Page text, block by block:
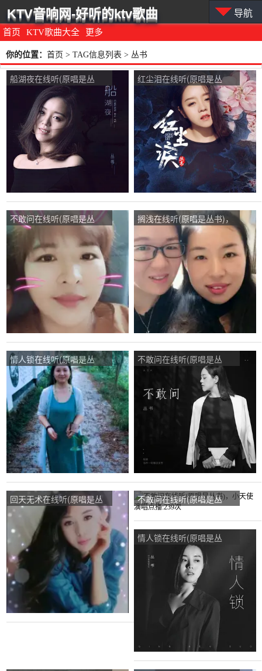
首页 KTV歌曲大全 更多
KTV音响网-好听的ktv歌曲 导航
你的位置： 首页 > TAG信息列表 > 丛书
船湖夜在线听(原唱是丛
书)，馨雨演唱点播:118次
红尘泪在线听(原唱是丛
书)，快乐珍珍演唱点
播:169次
不敢问在线听(原唱是丛
书)，创意生活退演唱点
播:249次
搁浅在线听(原唱是丛书)，
温暖的家演唱点播:1543次
情人锁在线听(原唱是丛
书)，贵族魅力湘茶演唱点
播:421次
不敢问在线听(原唱是丛
书)，冰是睡着的水演唱点
播:294次
回天无术在线听(原唱是丛
书)，雨蝶演唱点播:327次
不敢问在线听(原唱是丛
书)，小天使演唱点播:239
次
情人锁在线听(原唱是丛
书)，未来不是梦演唱点
播:86次